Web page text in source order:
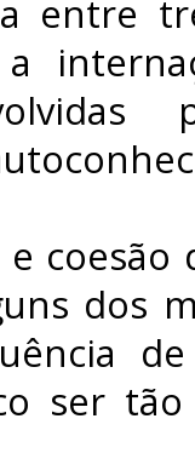
coesão
dos
ser